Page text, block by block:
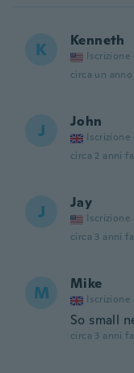
K Kenneth
Iscrizione
circa un anno
J John
Iscrizione
circa 2 anni fa
J Jay
Iscrizione
circa 3 anni fa
M Mike
Iscrizione
So small
circa 3 anni fa